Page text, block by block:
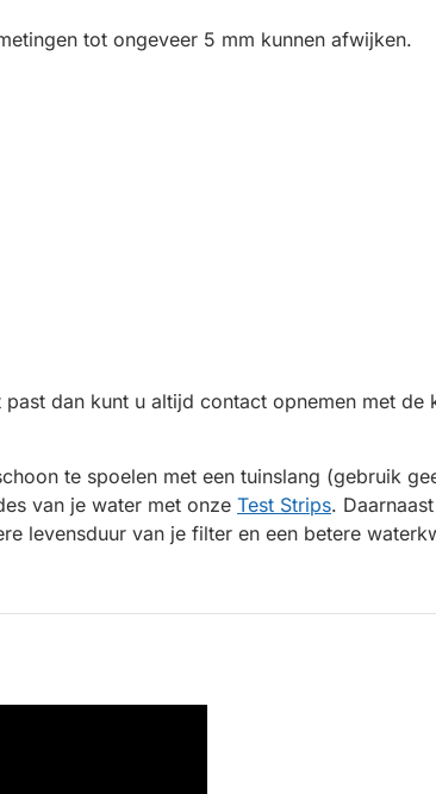
tot ongeveer 5 mm kunnen afwijken.
dan kunt u altijd contact opnemen met de
te spoelen met een tuinslang (gebruik
van je water met onze Test Strips.
levensduur van je filter en een betere